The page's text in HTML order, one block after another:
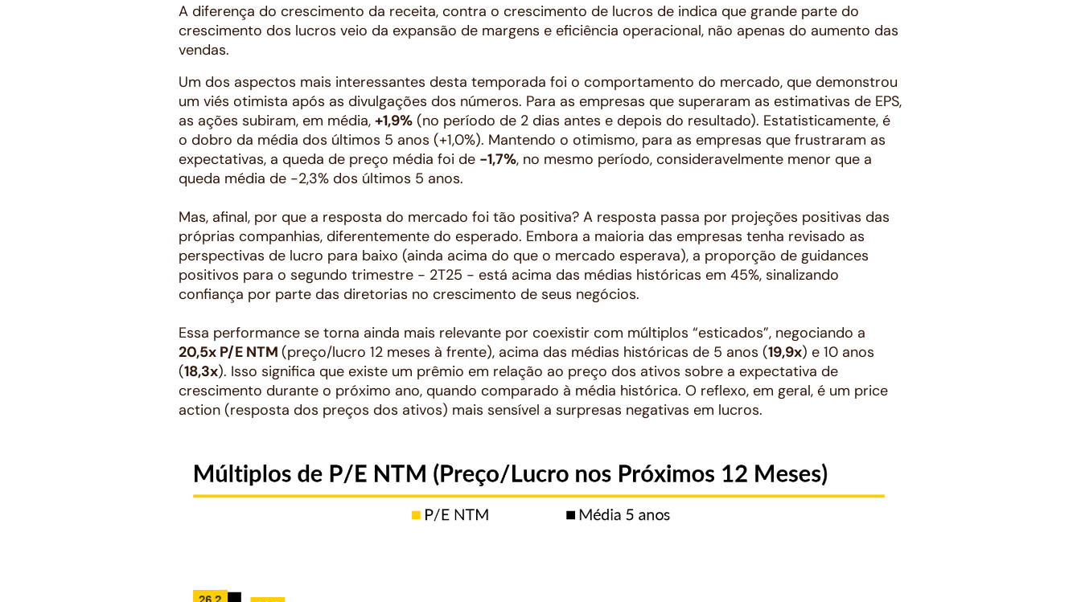
A diferença do crescimento da receita, contra o crescimento de lucros de indica que grande parte do
crescimento dos lucros veio da expansão de margens e eficiência operacional, não apenas do aumento das
vendas.
Um dos aspectos mais interessantes desta temporada foi o comportamento do mercado, que demonstrou
um viés otimista após as divulgações dos números. Para as empresas que superaram as estimativas de EPS,
as ações subiram, em média, +1,9% (no período de 2 dias antes e depois do resultado). Estatisticamente, é
o dobro da média dos últimos 5 anos (+1,0%). Mantendo o otimismo, para as empresas que frustraram as
expectativas, a queda de preço média foi de -1,7%, no mesmo período, consideravelmente menor que a
queda média de -2,3% dos últimos 5 anos.
Mas, afinal, por que a resposta do mercado foi tão positiva? A resposta passa por projeções positivas das
próprias companhias, diferentemente do esperado. Embora a maioria das empresas tenha revisado as
perspectivas de lucro para baixo (ainda acima do que o mercado esperava), a proporção de guidances
positivos para o segundo trimestre - 2T25 - está acima das médias históricas em 45%, sinalizando
confiança por parte das diretorias no crescimento de seus negócios.
Essa performance se torna ainda mais relevante por coexistir com múltiplos “esticados”, negociando a
20,5x P/E NTM (preço/lucro 12 meses à frente), acima das médias históricas de 5 anos (19,9x) e 10 anos
(18,3x). Isso significa que existe um prêmio em relação ao preço dos ativos sobre a expectativa de
crescimento durante o próximo ano, quando comparado à média histórica. O reflexo, em geral, é um price
action (resposta dos preços dos ativos) mais sensível a surpresas negativas em lucros.